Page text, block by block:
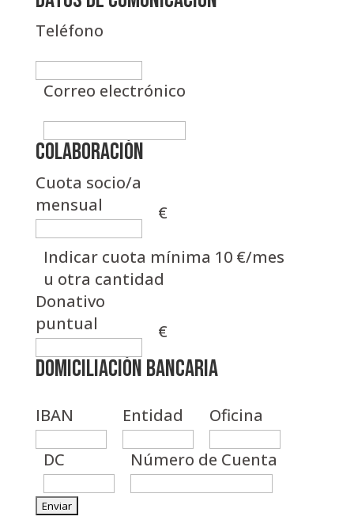
Teléfono
Correo electrónico
Colaboración
Cuota socio/a
mensual
€
Indicar cuota mínima 10 €/mes
u otra cantidad
Donativo
puntual
€
Domiciliación bancaria
IBAN Entidad Oficina
DC Número de Cuenta